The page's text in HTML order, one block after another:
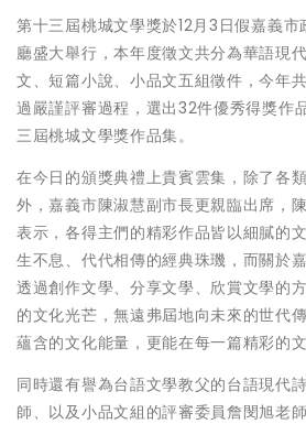
第十三屆桃城文學獎於12月3日假嘉義
廳盛大舉行，本年度徵文共分為華語現
文、短篇小說、小品文五組徵件，今年
過嚴謹評審過程，選出32件優秀得獎作
三屆桃城文學獎作品集。
在今日的頒獎典禮上貴賓雲集，除了各
外，嘉義市陳淑慧副市長更親臨出席，
表示，各得主們的精彩作品皆以細膩的
生不息、代代相傳的經典珠璣，而關於
透過創作文學、分享文學、欣賞文學的
的文化光芒，無遠弗屆地向未來的世代
蘊含的文化能量，更能在每一篇精彩的
同時還有譽為台語文學教父的台語現代
師、以及小品文組的評審委員詹閔旭老